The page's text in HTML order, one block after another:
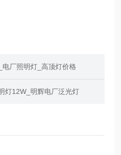
厂照明灯_高顶灯价格
灯12W_明辉电厂泛光灯